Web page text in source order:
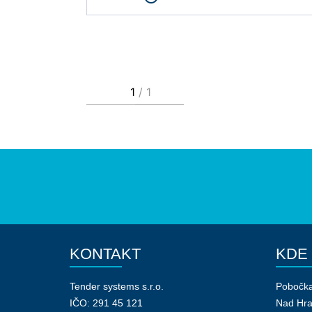
KONTAKT
Tender systems s.r.o.
IČO: 291 45 121
KDE
Nad